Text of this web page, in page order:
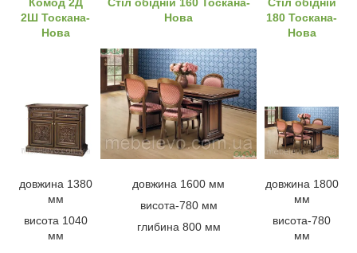
Комод 2Д
2Ш Тоскана-
Нова
Стіл обідній 160 Тоскана-
Нова
Стіл обідній
180 Тоскана-
Нова
довжина 1380
мм
висота 1040
мм
довжина 1600 мм
висота-780 мм
глибина 800 мм
довжина 1800
мм
висота-780
мм